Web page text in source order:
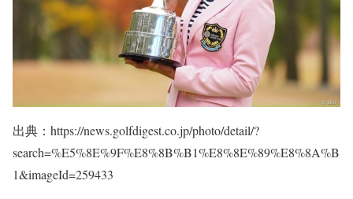
出典：https://news.golfdigest.co.jp/photo/detail/?
search=%E5%8E%9F%E8%8B%B1%E8%8E%89%E8%8A%B
1&imageId=259433